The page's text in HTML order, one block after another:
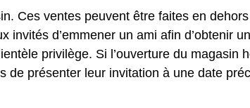
Ces ventes peuvent être faites en
invités d’emmener un ami afin d’obtenir
privilège. Si l’ouverture du magasin
présenter leur invitation à une date